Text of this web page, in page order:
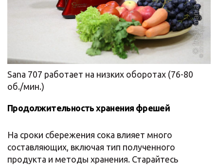
Sana 707 работает на низких оборотах (76-80
об./мин.)
Продолжительность хранения фрешей
На сроки сбережения сока влияет много
составляющих, включая тип полученного
продукта и методы хранения. Старайтесь